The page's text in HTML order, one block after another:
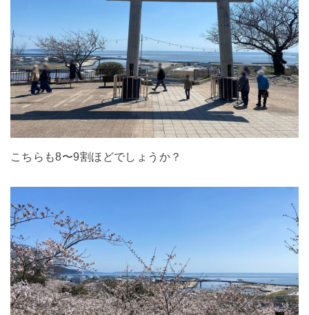
こちらも8〜9割ほどでしょうか？